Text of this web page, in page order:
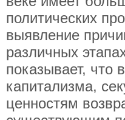
политических
выявление
различных
показывает, что
капитализма,
ценностям